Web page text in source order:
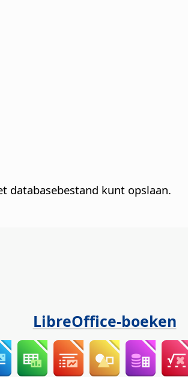
databasebestand kunt opslaan.
LibreOffice-boeken